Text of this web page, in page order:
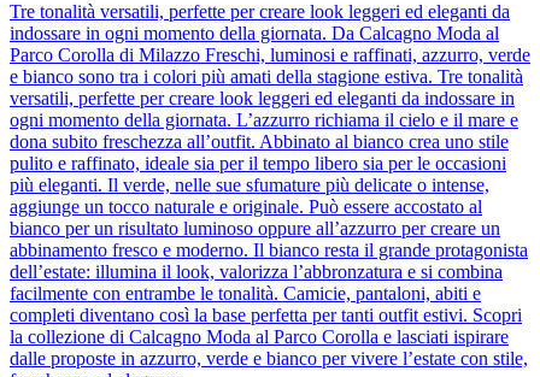
Tre tonalità versatili, perfette per creare look leggeri ed eleganti da
indossare in ogni momento della giornata. Da Calcagno Moda al
Parco Corolla di Milazzo Freschi, luminosi e raffinati, azzurro, verde
e bianco sono tra i colori più amati della stagione estiva. Tre tonalità
versatili, perfette per creare look leggeri ed eleganti da indossare in
ogni momento della giornata. L’azzurro richiama il cielo e il mare e
dona subito freschezza all’outfit. Abbinato al bianco crea uno stile
pulito e raffinato, ideale sia per il tempo libero sia per le occasioni
più eleganti. Il verde, nelle sue sfumature più delicate o intense,
aggiunge un tocco naturale e originale. Può essere accostato al
bianco per un risultato luminoso oppure all’azzurro per creare un
abbinamento fresco e moderno. Il bianco resta il grande protagonista
dell’estate: illumina il look, valorizza l’abbronzatura e si combina
facilmente con entrambe le tonalità. Camicie, pantaloni, abiti e
completi diventano così la base perfetta per tanti outfit estivi. Scopri
la collezione di Calcagno Moda al Parco Corolla e lasciati ispirare
dalle proposte in azzurro, verde e bianco per vivere l’estate con stile,